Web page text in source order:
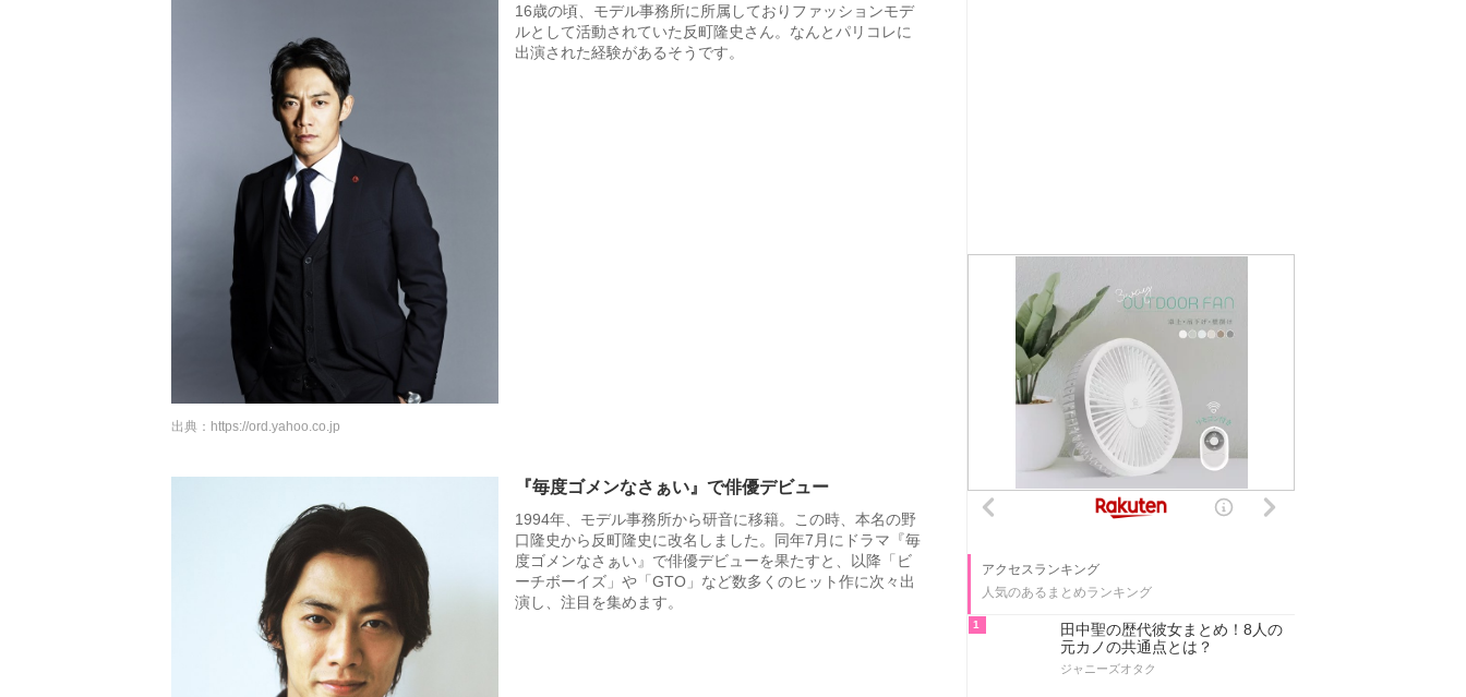
16歳の頃、モデル事務所に所属しておりファッションモデ
ルとして活動されていた反町隆史さん。なんとパリコレに
出演された経験があるそうです。
出典： https://ord.yahoo.co.jp
『毎度ゴメンなさぁい』で俳優デビュー
1994年、モデル事務所から研音に移籍。この時、本名の野
口隆史から反町隆史に改名しました。同年7月にドラマ『毎
度ゴメンなさぁい』で俳優デビューを果たすと、以降「ビ
ーチボーイズ」や「GTO」など数多くのヒット作に次々出
演し、注目を集めます。
アクセスランキング
人気のあるまとめランキング
1
田中聖の歴代彼女まとめ！8人の
元カノの共通点とは？
ジャニーズオタク